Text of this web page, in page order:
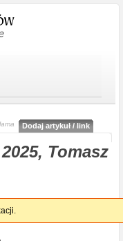
Dodaj artykuł / link
Tomasz